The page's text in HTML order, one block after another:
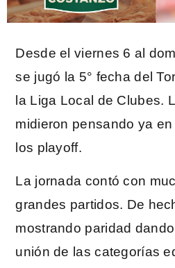
Desde el viernes 6 al
se jugó la 5° fecha del
la Liga Local de Clubes.
midieron pensando ya
los playoff.
La jornada contó con
grandes partidos. De
mostrando paridad
unión de las categorías